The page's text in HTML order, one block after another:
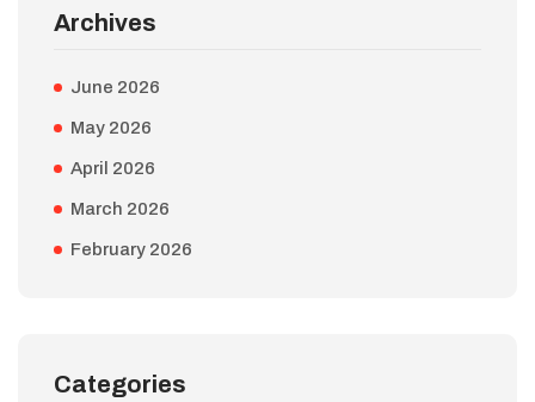
Archives
June 2026
May 2026
April 2026
March 2026
February 2026
Categories